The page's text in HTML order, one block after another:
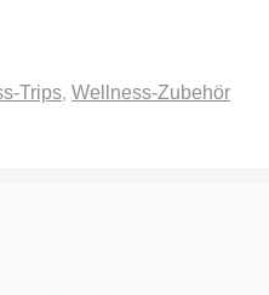
Trips, Wellness-Zubehör